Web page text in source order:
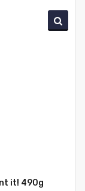
it! 490g